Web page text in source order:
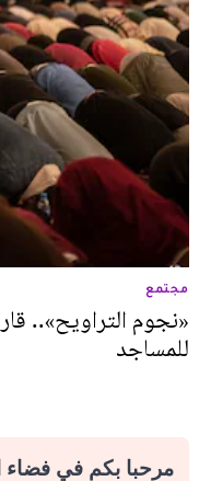
مجتمع
«نجوم التراويح»..
للمساجد
مرحبا بكم في فضاء